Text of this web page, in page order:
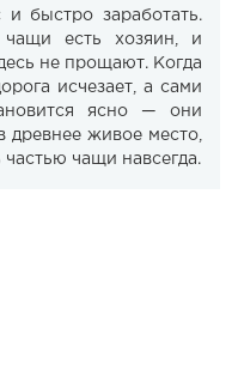
быстро заработать.
есть хозяин, и
не прощают. Когда
исчезает, а сами
ясно — они
древнее живое место,
частью чащи навсегда.